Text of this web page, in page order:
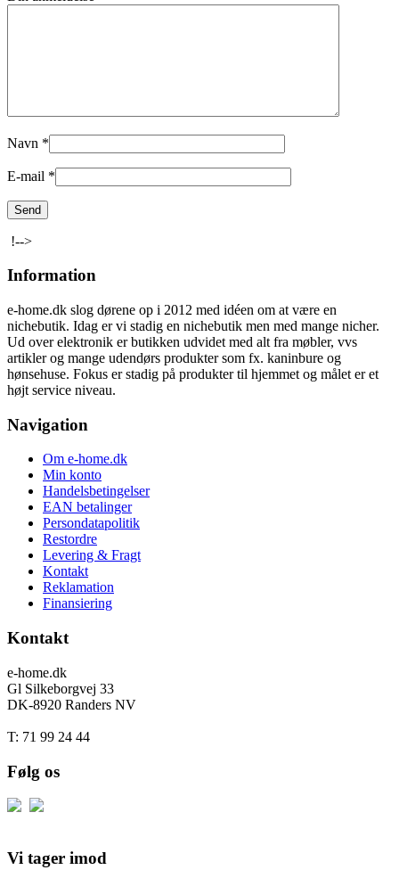
Navn *
E-mail *
!-->
Information
e-home.dk slog dørene op i 2012 med idéen om at være en
nichebutik. Idag er vi stadig en nichebutik men med mange nicher.
Ud over elektronik er butikken udvidet med alt fra møbler, vvs
artikler og mange udendørs produkter som fx. kaninbure og
hønsehuse. Fokus er stadig på produkter til hjemmet og målet er et
højt service niveau.
Navigation
Om e-home.dk
Min konto
Handelsbetingelser
EAN betalinger
Persondatapolitik
Restordre
Levering & Fragt
Kontakt
Reklamation
Finansiering
Kontakt
e-home.dk
Gl Silkeborgvej 33
DK-8920 Randers NV
T: 71 99 24 44
Følg os
Vi tager imod